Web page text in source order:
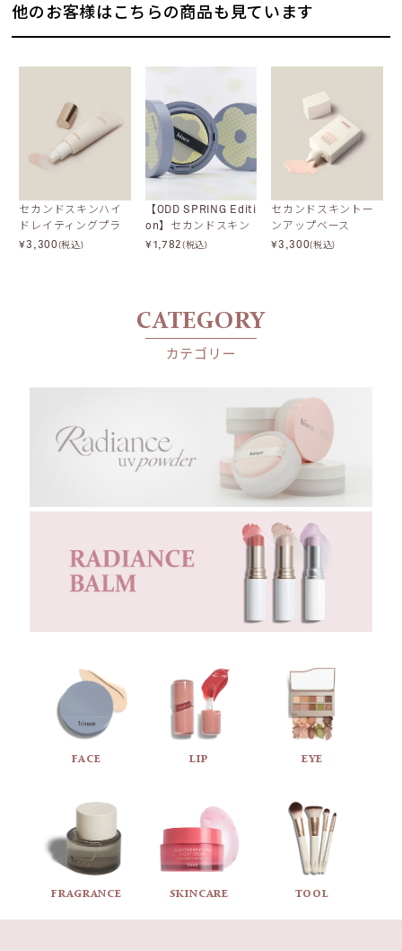
何度重ねても薄くなめらかに肌に密着し、シルクライク肌を演出します。
POINT 1
48時間繊細なシルクライク肌
薄くてもしっかりとしたカバー力。
マットテクスチャー特有のムラ付きや浮き上がりもなく
48時間キープできるStay-fitカバーの持続力を体験してみてください。
*個人差がございます。
48時間メイク持続力テスト完了
48時間アンチダークニングテスト完了
試験対象：満20〜60歳の成人男女20名
POINT 2
透明感のあるカラーに
15 ROSY ロージー
明るく華やかなピンクオークル
17 PORCELAIN ポーセリン
他のお客様はこちらの商品も見ています
セカンドスキンハイ
ドレイティングプラ
イマー
¥3,300(税込)
【ODD SPRING Editi
on】セカンドスキン
メッシュマットクッ
¥1,782(税込)
セカンドスキントー
ンアップベース
¥3,300(税込)
CATEGORY
カテゴリー
FACE LIP EYE
FRAGRANCE SKINCARE TOOL